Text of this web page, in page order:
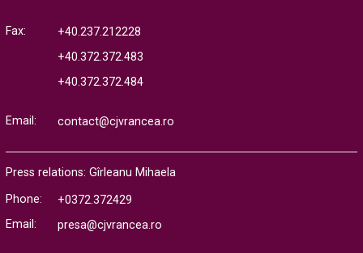
Fax:
+40.237.212228
+40.372.372.483
+40.372.372.484
Email: contact@cjvrancea.ro
Press relations: Gîrleanu Mihaela
Phone:
+0372.372429
Email:
presa@cjvrancea.ro